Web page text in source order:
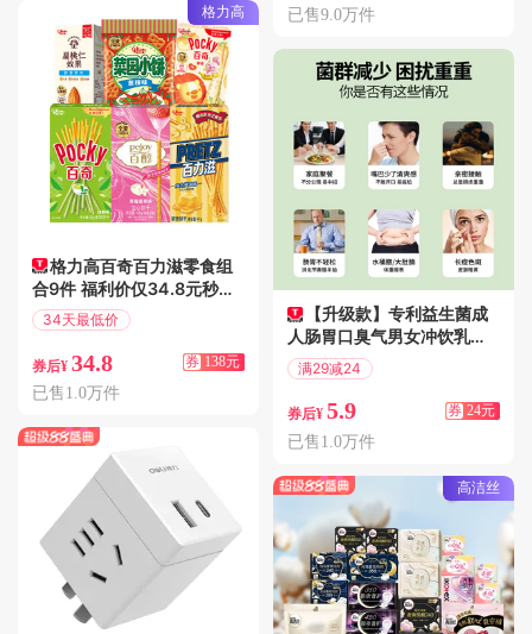
格力高
格力高百奇百力滋零食组
合9件 福利价仅34.8元秒
杀！
34天最低价
券后¥ 34.8 券 138元
已售1.0万件
已售9.0万件
【升级款】专利益生菌成
人肠胃口臭气男女冲饮乳酸
罗伊氏杆菌
满29减24
券后¥ 5.9 券 24元
已售1.0万件
高洁丝